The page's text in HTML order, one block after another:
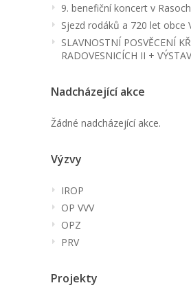
9. benefiční koncert v
Sjezd rodáků a 720 let obce
SLAVNOSTNÍ POSVĚCENÍ
RADOVESNICÍCH II +
Nadcházející akce
Žádné nadcházející akce.
Výzvy
IROP
OP VVV
OPZ
PRV
Projekty